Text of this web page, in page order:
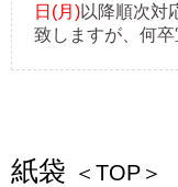
日(月)以降順次対
致しますが、何卒
紙袋 ＜TOP＞